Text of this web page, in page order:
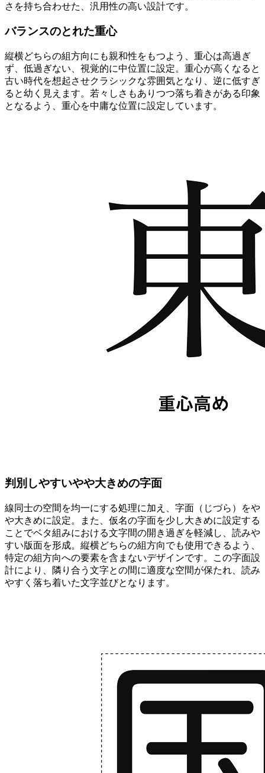
さを持ち合わせた、汎用性の高い設計です。
バランスのとれた重心
縦横どちらの組方向にも親和性をもつよう、重心は高過ぎ
ず、低過ぎない、視覚的に中位置に設定。重心が高くなると
古い時代を想起させクラシックな雰囲気となり、逆に低すぎ
ると幼く見えます。若々しさもありつつ落ち着きがある印象
となるよう、重心を中庸な位置に設定しています。
判別しやすいやや大きめの字面
線同士の空間を均一にする処理に加え、字面（じづら）をや
や大きめに設定。また、仮名の字面を少し大きめに設定する
ことでベタ組みにおける文字間の開き過ぎを軽減し、読みや
すい版面を形成。縦横どちらの組方向でも使用できるよう、
特定の組方向への要素を含まないデザインです。この字面設
計により、隣り合う文字との間に適度な空間が保たれ、読み
やすく落ち着いた文字並びとなります。